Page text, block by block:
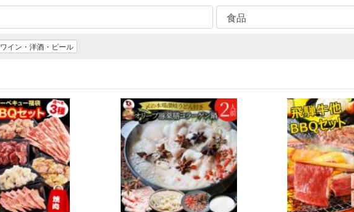
ワイン・洋酒・ビール